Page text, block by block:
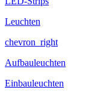
Leuchten
chevron_right
Aufbauleuchten
Einbauleuchten